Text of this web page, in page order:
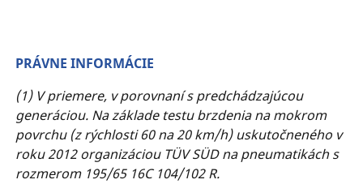
PRÁVNE INFORMÁCIE
(1) V priemere, v porovnaní s predchádzajúcou
generáciou. Na základe testu brzdenia na mokrom
povrchu (z rýchlosti 60 na 20 km/h) uskutočneného v
roku 2012 organizáciou TÜV SÜD na pneumatikách s
rozmerom 195/65 16C 104/102 R.